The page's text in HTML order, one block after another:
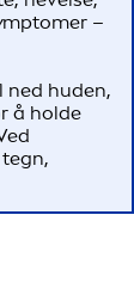
–
ned huden,
å holde